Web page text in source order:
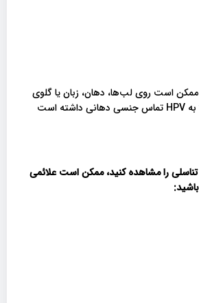
است روی لب‌ها، دهان، زبان یا گلوی
فردی که با فردی مبتلا به HPV تماس جنسی دهانی داشته است
تناسلی را مشاهده کنید، ممکن است علائمی